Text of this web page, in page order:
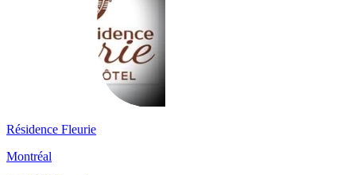
Résidence Fleurie
Montréal